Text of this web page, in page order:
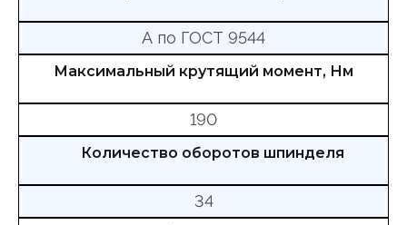
А по ГОСТ 9544
Максимальный крутящий момент, Нм
190
Количество оборотов шпинделя
34